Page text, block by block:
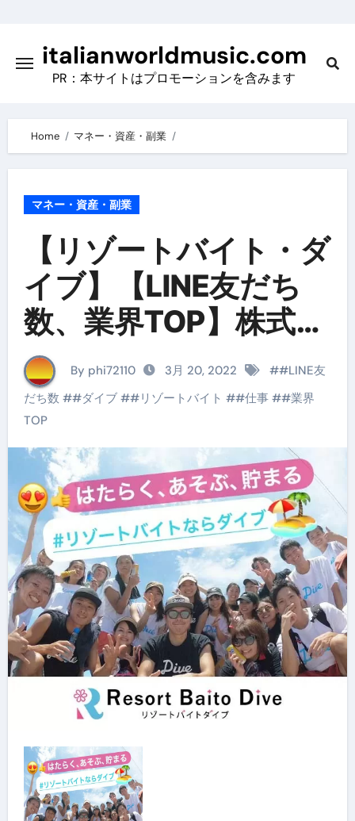
contentitalianworldmusic.com
PR：本サイトはプロモーションを含みます
Home マネー・資産・副業
マネー・資産・副業
【リゾートバイト・ダ
イブ】【LINE友だち
数、業界TOP】株式会
社ダイブ・リゾートバ
イトのお仕事検索・紹
介
By phi72110 3月 20, 2022 ##LINE友
だち数##ダイブ##リゾートバイト ##仕事##業界
TOP